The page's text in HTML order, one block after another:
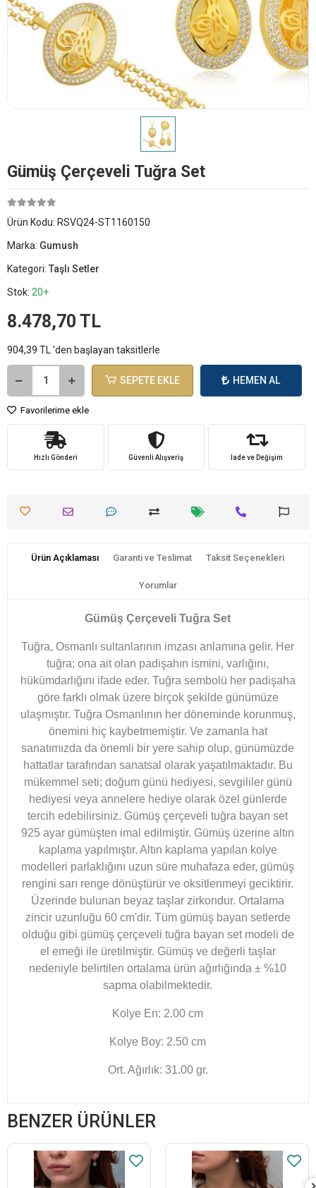
Gümüş Çerçeveli Tuğra Set
Ürün Kodu: RSVQ24-ST1160150
Marka: Gumush
Kategori: Taşlı Setler
Stok: 20+
8.478,70 TL
904,39 TL 'den başlayan taksitlerle
SEPETE EKLE HEMEN AL
Favorilerime ekle
Hızlı Gönderi Güvenli Alışveriş İade ve Değişim
Ürün Açıklaması Garanti ve Teslimat Taksit Seçenekleri
Yorumlar
Gümüş Çerçeveli Tuğra Set
Tuğra, Osmanlı sultanlarının imzası anlamına gelir. Her
tuğra; ona ait olan padişahın ismini, varlığını,
hükümdarlığını ifade eder. Tuğra sembolü her padişaha
göre farklı olmak üzere birçok şekilde günümüze
ulaşmıştır. Tuğra Osmanlının her döneminde korunmuş,
önemini hiç kaybetmemiştir. Ve zamanla hat
sanatımızda da önemli bir yere sahip olup, günümüzde
hattatlar tarafından sanatsal olarak yaşatılmaktadır. Bu
mükemmel seti; doğum günü hediyesi, sevgililer günü
hediyesi veya annelere hediye olarak özel günlerde
tercih edebilirsiniz. Gümüş çerçeveli tuğra bayan set
925 ayar gümüşten imal edilmiştir. Gümüş üzerine altın
kaplama yapılmıştır. Altın kaplama yapılan kolye
modelleri parlaklığını uzun süre muhafaza eder, gümüş
rengini sarı renge dönüştürür ve oksitlenmeyi geciktirir.
Üzerinde bulunan beyaz taşlar zirkondur. Ortalama
zincir uzunluğu 60 cm'dir. Tüm gümüş bayan setlerde
olduğu gibi gümüş çerçeveli tuğra bayan set modeli de
el emeği ile üretilmiştir. Gümüş ve değerli taşlar
nedeniyle belirtilen ortalama ürün ağırlığında ± %10
sapma olabilmektedir.
Kolye En: 2.00 cm
Kolye Boy: 2.50 cm
Ort. Ağırlık: 31.00 gr.
BENZER ÜRÜNLER